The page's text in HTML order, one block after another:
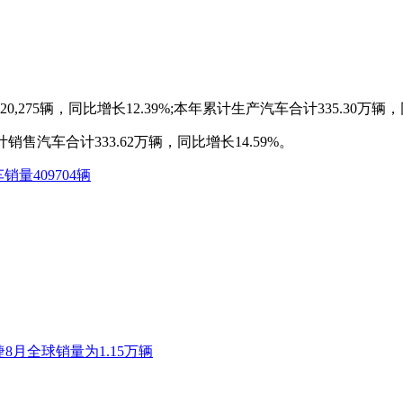
辆，同比增长12.39%;本年累计生产汽车合计335.30万辆
售汽车合计333.62万辆，同比增长14.59%。
量409704辆
月全球销量为1.15万辆